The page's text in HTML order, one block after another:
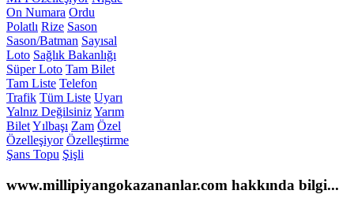
On Numara Ordu
Polatlı Rize Sason
Sason/Batman Sayısal
Loto Sağlık Bakanlığı
Süper Loto Tam Bilet
Tam Liste Telefon
Trafik Tüm Liste Uyarı
Yalnız DeğilsinizYarım
BiletYılbaşı Zam Özel
Özelleşiyor Özelleştirme
Şans Topu Şişli
www.millipiyangokazananlar.com hakkında bilgi...